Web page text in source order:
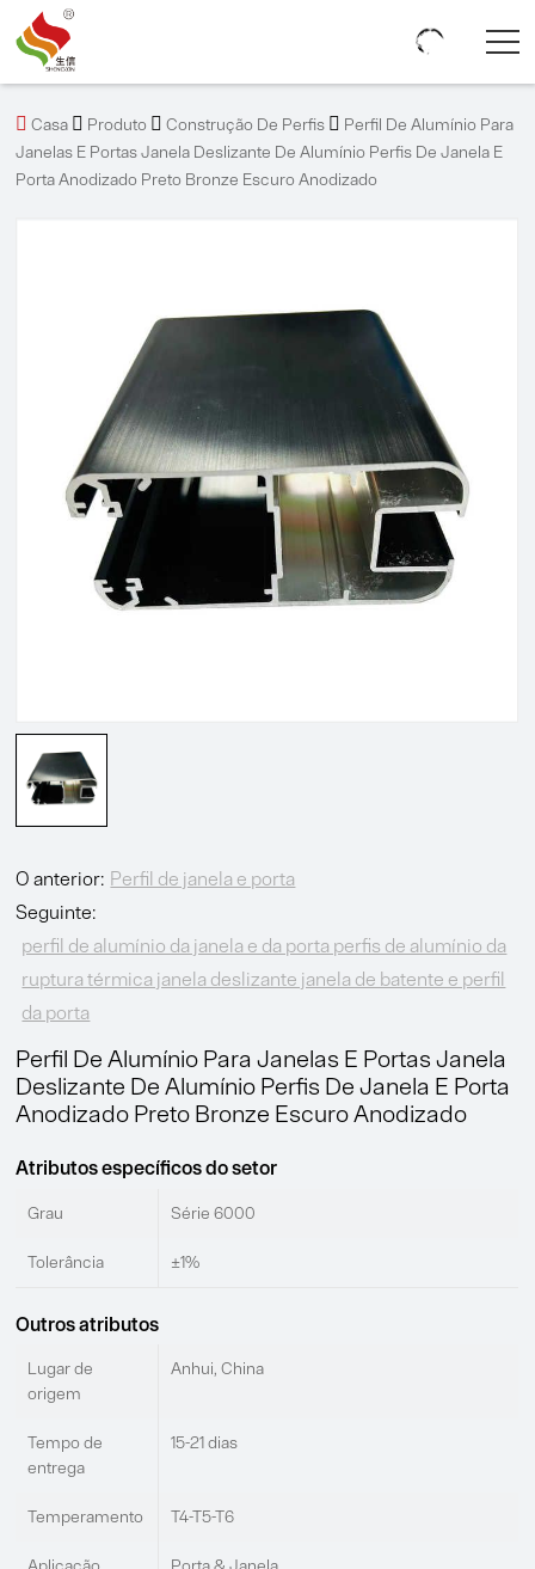
 Casa  Produto  Construção De Perfis  Perfil De Alumínio Para
Janelas E Portas Janela Deslizante De Alumínio Perfis De Janela E
Porta Anodizado Preto Bronze Escuro Anodizado
Perfil De Alumínio Para Janelas E Portas Janela
Deslizante De Alumínio Perfis De Janela E Porta
Anodizado Preto Bronze Escuro Anodizado
Atributos específicos do setor
Grau Série 6000
Tolerância ±1%
Outros atributos
Lugar de
origem
Anhui, China
Tempo de
entrega
15-21 dias
Temperamento T4-T5-T6
O anterior: Perfil de janela e porta
Seguinte:
perfil de alumínio da janela e da porta perfis de alumínio da
ruptura térmica janela deslizante janela de batente e perfil
da porta